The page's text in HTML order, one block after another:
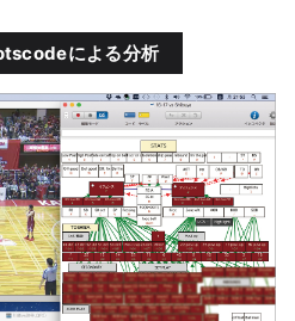
による分析